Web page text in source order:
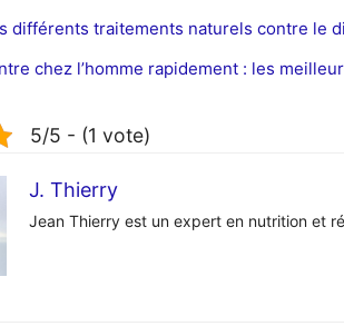
différents traitements naturels contre le
chez l’homme rapidement : les
5/5 - (1 vote)
J. Thierry
Jean Thierry est un expert en nutrition et